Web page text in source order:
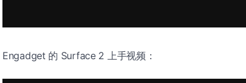
Engadget 的 Surface 2 上手视频：